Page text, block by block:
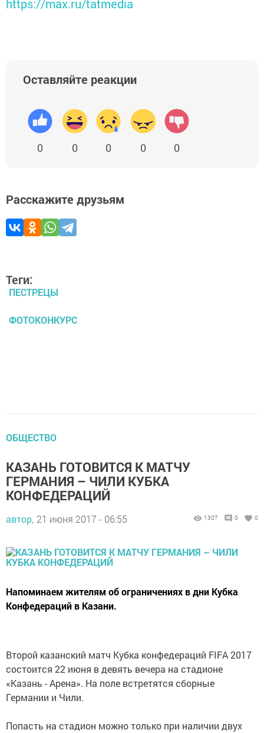
https://max.ru/tatmedia
Оставляйте реакции
0 0 0 0 0
Расскажите друзьям
Теги:
ПЕСТРЕЦЫ
ФОТОКОНКУРС
ОБЩЕСТВО
КАЗАНЬ ГОТОВИТСЯ К МАТЧУ
ГЕРМАНИЯ – ЧИЛИ КУБКА
КОНФЕДЕРАЦИЙ
автор, 21 июня 2017 - 06:55 1307 0 0
Напоминаем жителям об ограничениях в дни Кубка
Конфедераций в Казани.
Второй казанский матч Кубка конфедераций FIFA 2017
состоится 22 июня в девять вечера на стадионе
«Казань - Арена». На поле встретятся сборные
Германии и Чили.
Попасть на стадион можно только при наличии двух